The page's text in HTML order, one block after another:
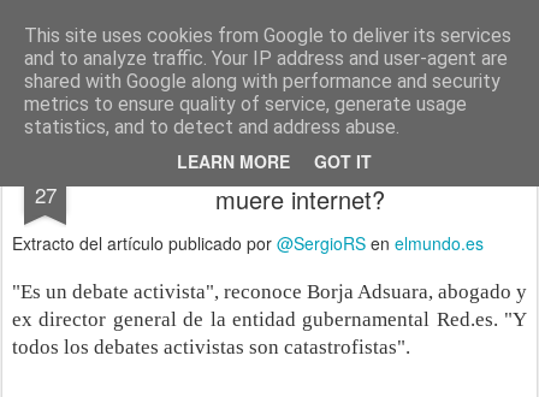
This site uses cookies from Google to deliver its services
and to analyze traffic. Your IP address and user-agent are
shared with Google along with performance and security
metrics to ensure quality of service, generate usage
statistics, and to detect and address abuse.
LEARN MORE GOT IT
menos tecnología y más pedagogía conceptos y reflexiones sobre la sociedad de la información
Pages
27
Neutralidad de la Red: ¿De verdad se
muere internet?
Extracto del artículo publicado por @SergioRS en elmundo.es
"Es un debate activista", reconoce Borja Adsuara, abogado y
ex director general de la entidad gubernamental Red.es. "Y
todos los debates activistas son catastrofistas".